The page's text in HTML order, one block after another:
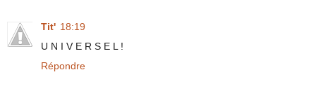
Tit' 18:19
U N I V E R S E L !
Répondre